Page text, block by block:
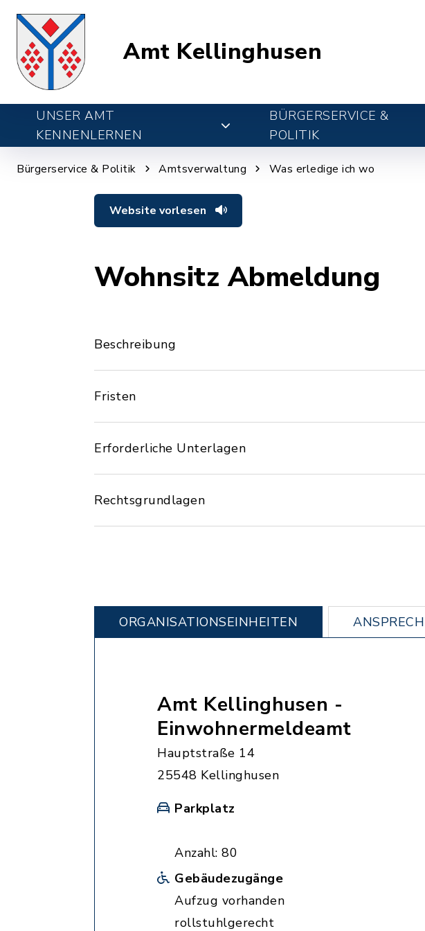
Amt Kellinghusen
UNSER AMT
KENNENLERNEN
BÜRGERSERVICE &
POLITIK
Bürgerservice & Politik Amtsverwaltung Was erledige ich wo
Website vorlesen
Wohnsitz Abmeldung
Beschreibung
Fristen
Erforderliche Unterlagen
Rechtsgrundlagen
ORGANISATIONS­EINHEITEN
Amt Kellinghusen -
Einwohnermeldeamt
Hauptstraße 14
25548 Kellinghusen
Parkplatz
Anzahl: 80
Gebäudezugänge
Aufzug vorhanden
rollstuhlgerecht